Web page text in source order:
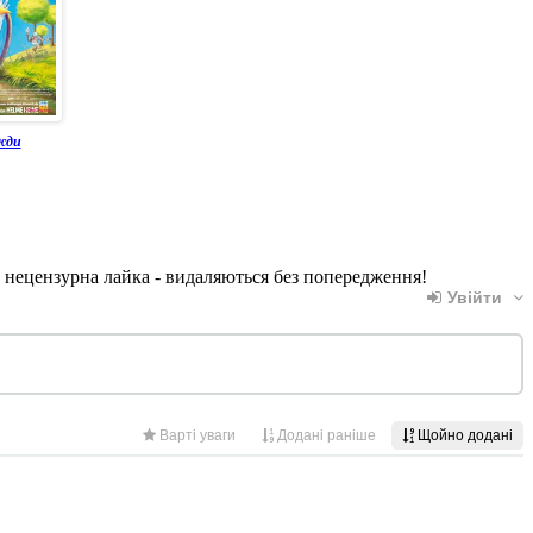
лайка - видаляються без попередження!